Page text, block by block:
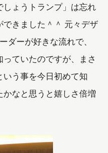
ょうトランプ」は忘れ
きました＾＾ 元々デザ
ダーが好きな流れで、
ていたのですが、まさ
う事を今日初めて知
なと思うと嬉しさ倍増